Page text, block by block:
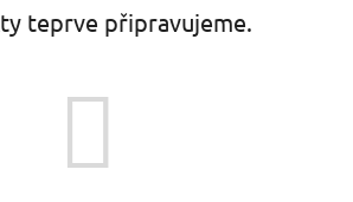
teprve připravujeme.